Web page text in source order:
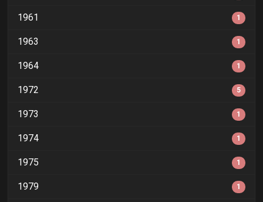
1961 1
1963 1
1964 1
1972 5
1973 1
1974 1
1975 1
1979 1